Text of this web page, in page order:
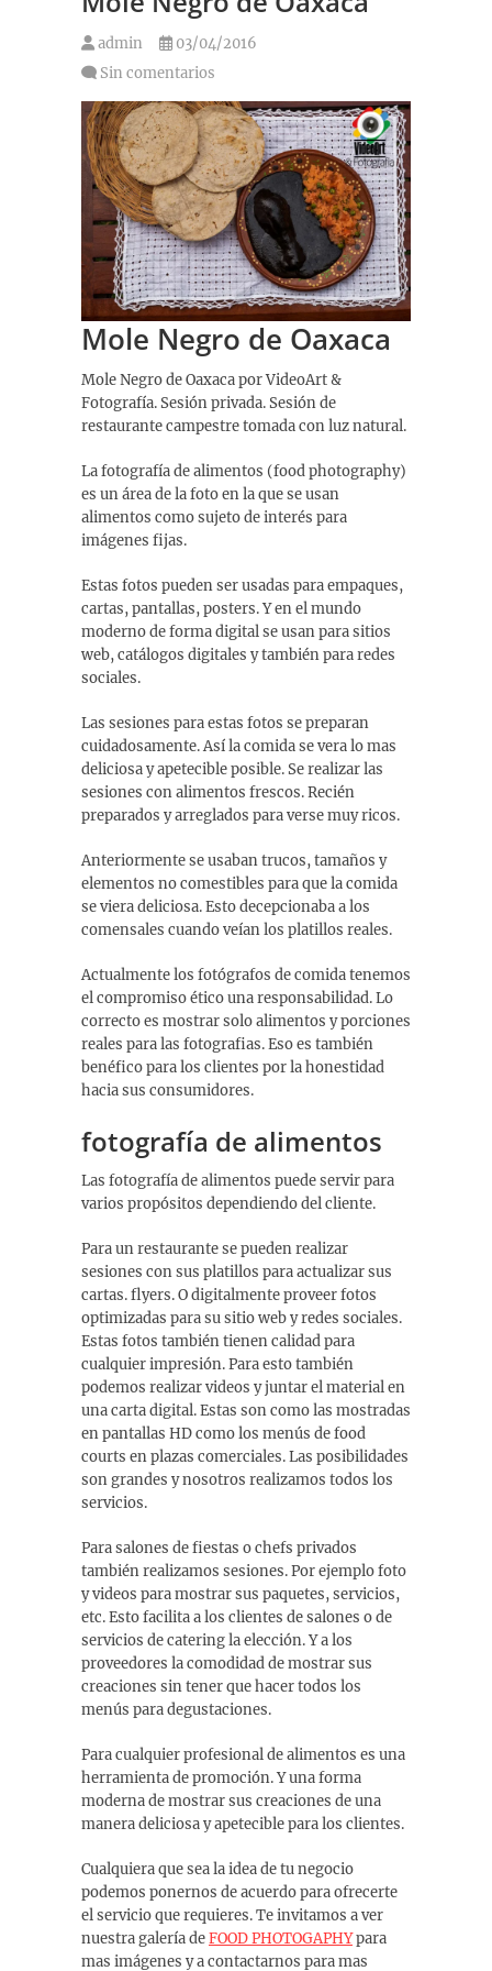
admin
03/04/2016
Sin comentarios
Mole Negro de Oaxaca
Mole Negro de Oaxaca por VideoArt &
Fotografía. Sesión privada. Sesión de
restaurante campestre tomada con luz natural.
La fotografía de alimentos (food photography)
es un área de la foto en la que se usan
alimentos como sujeto de interés para
imágenes fijas.
Estas fotos pueden ser usadas para empaques,
cartas, pantallas, posters. Y en el mundo
moderno de forma digital se usan para sitios
web, catálogos digitales y también para redes
sociales.
Las sesiones para estas fotos se preparan
cuidadosamente. Así la comida se vera lo mas
deliciosa y apetecible posible. Se realizar las
sesiones con alimentos frescos. Recién
preparados y arreglados para verse muy ricos.
Anteriormente se usaban trucos, tamaños y
elementos no comestibles para que la comida
se viera deliciosa. Esto decepcionaba a los
comensales cuando veían los platillos reales.
Actualmente los fotógrafos de comida tenemos
el compromiso ético una responsabilidad. Lo
correcto es mostrar solo alimentos y porciones
reales para las fotografias. Eso es también
benéfico para los clientes por la honestidad
hacia sus consumidores.
fotografía de alimentos
Las fotografía de alimentos puede servir para
varios propósitos dependiendo del cliente.
Para un restaurante se pueden realizar
sesiones con sus platillos para actualizar sus
cartas. flyers. O digitalmente proveer fotos
optimizadas para su sitio web y redes sociales.
Estas fotos también tienen calidad para
cualquier impresión. Para esto también
podemos realizar videos y juntar el material en
una carta digital. Estas son como las mostradas
en pantallas HD como los menús de food
courts en plazas comerciales. Las posibilidades
son grandes y nosotros realizamos todos los
servicios.
Para salones de fiestas o chefs privados
también realizamos sesiones. Por ejemplo foto
y videos para mostrar sus paquetes, servicios,
etc. Esto facilita a los clientes de salones o de
servicios de catering la elección. Y a los
proveedores la comodidad de mostrar sus
creaciones sin tener que hacer todos los
menús para degustaciones.
Para cualquier profesional de alimentos es una
herramienta de promoción. Y una forma
moderna de mostrar sus creaciones de una
manera deliciosa y apetecible para los clientes.
Cualquiera que sea la idea de tu negocio
podemos ponernos de acuerdo para ofrecerte
el servicio que requieres. Te invitamos a ver
nuestra galería deFOOD PHOTOGAPHYpara
mas imágenes y a contactarnos para mas